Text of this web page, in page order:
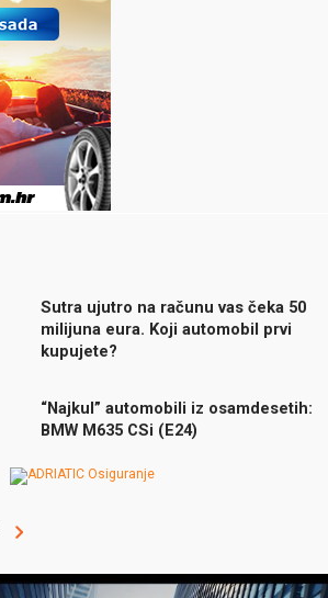
Sutra ujutro na računu vas čeka 50
milijuna eura. Koji automobil prvi
kupujete?
“Najkul” automobili iz osamdesetih:
BMW M635 CSi (E24)